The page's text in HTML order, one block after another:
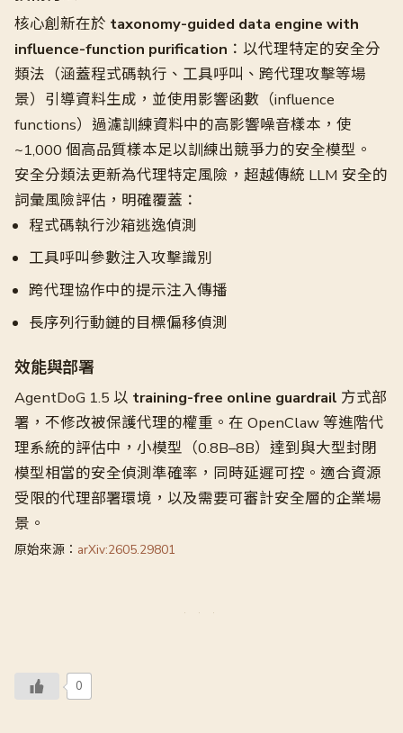
核心創新在於 taxonomy-guided data engine with
influence-function purification ：以代理特定的安全分
類法（涵蓋程式碼執行、工具呼叫、跨代理攻擊等場
景）引導資料生成，並使用影響函數（influence
functions）過濾訓練資料中的高影響噪音樣本，使
~1,000 個高品質樣本足以訓練出競爭力的安全模型。
安全分類法更新為代理特定風險，超越傳統 LLM 安全的
詞彙風險評估，明確覆蓋：
程式碼執行沙箱逃逸偵測
工具呼叫參數注入攻擊識別
跨代理協作中的提示注入傳播
長序列行動鏈的目標偏移偵測
效能與部署
AgentDoG 1.5 以 training-free online guardrail 方式部
署，不修改被保護代理的權重。在 OpenClaw 等進階代
理系統的評估中，小模型（0.8B–8B）達到與大型封閉
模型相當的安全偵測準確率，同時延遲可控。適合資源
受限的代理部署環境，以及需要可審計安全層的企業場
景。
原始來源： arXiv:2605.29801
0